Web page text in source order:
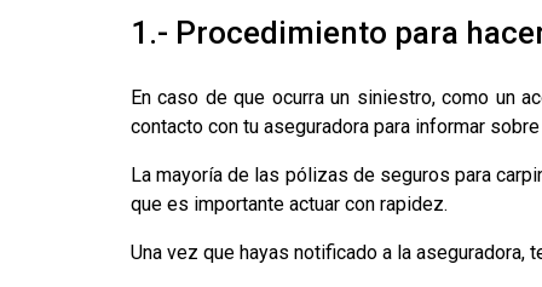
1.- Procedimiento para
En caso de que ocurra un siniestro, como un
contacto con tu aseguradora para informar
La mayoría de las pólizas de seguros para
que es importante actuar con rapidez.
Una vez que hayas notificado a la